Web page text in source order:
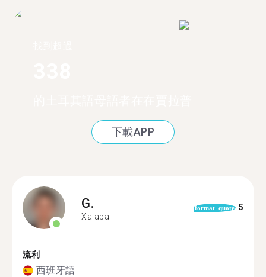
下載APP
G.
Xalapa
format_quote 5
流利
西班牙語